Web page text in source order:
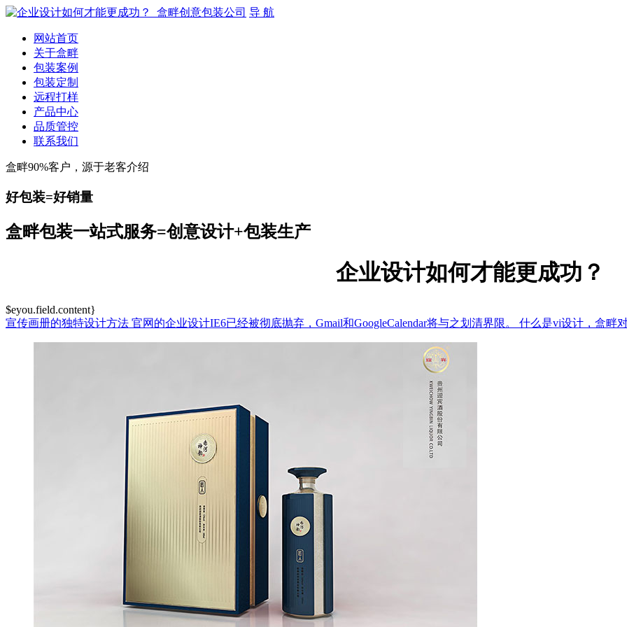
导 航
网站首页
关于盒畔
包装案例
包装定制
远程打样
产品中心
品质管控
联系我们
盒畔90%客户，源于老客介绍
好包装=好销量
盒畔包装一站式服务=创意设计+包装生产
企业设计如何才能更成功？
$eyou.field.content}
宣传画册的独特设计方法 官网的企业设计IE6已经被彻底抛弃，Gmail和GoogleCalendar将与之划清界限。 什么是vi设计，盒畔